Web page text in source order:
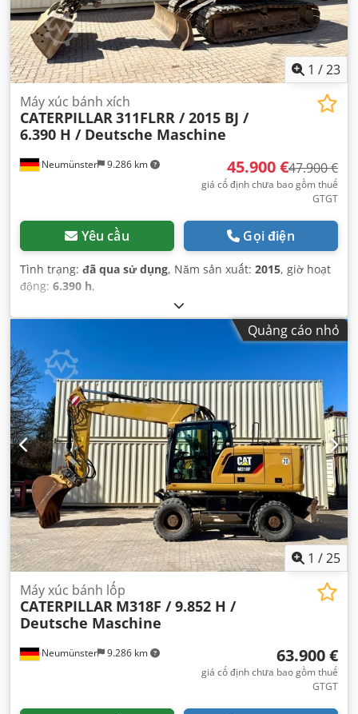
1 /23
Neumünster 9.286 km
Máy xúc bánh xích
CATERPILLAR 311FLRR / 2015 BJ /
6.390 H / Deutsche Maschine
45.900 €47.900 €
giá cố định chưa bao gồm thuế
GTGT
Yêu cầu Gọi điện
Tình trạng: đã qua sử dụng, Năm sản xuất: 2015, giờ hoạt
động: 6.390 h,
Quảng cáo nhỏ
1 /25
Neumünster 9.286 km
Máy xúc bánh lốp
CATERPILLAR M318F / 9.852 H /
Deutsche Maschine
63.900 €
giá cố định chưa bao gồm thuế
GTGT